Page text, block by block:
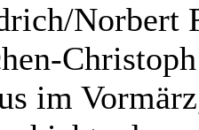
Norbert
im